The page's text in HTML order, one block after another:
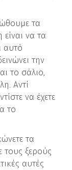
τα
να τα
αυτό
την
το σάλιο,
Αντί
να έχετε
το
τα
τους ξερούς
αυτές